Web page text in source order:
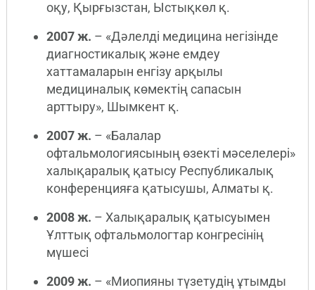
оқу, Қырғызстан, Ыстықкөл қ.
2007 ж. – «Дәлелді медицина негізінде
диагностикалық және емдеу
хаттамаларын енгізу арқылы
медициналық көмектің сапасын
арттыру», Шымкент қ.
2007 ж. – «Балалар
офтальмологиясының өзекті мәселелері»
халықаралық қатысу Республикалық
конференцияға қатысушы, Алматы қ.
2008 ж. – Халықаралық қатысуымен
Ұлттық офтальмологтар конгресінің
мүшесі
2009 ж. – «Миопияны түзетудің ұтымды